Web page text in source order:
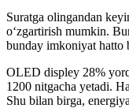
Suratga olingandan
o‘zgartirish mumkin.
bunday imkoniyat hatto
OLED displey 28%
1200 nitgacha yetadi.
Shu bilan birga,